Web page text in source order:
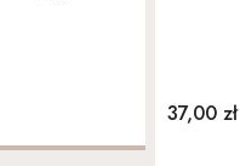
37,00 zł